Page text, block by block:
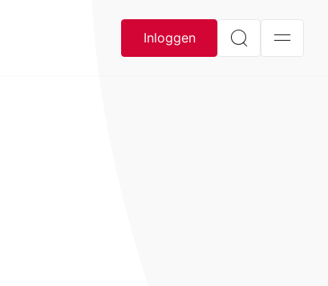
Inloggen